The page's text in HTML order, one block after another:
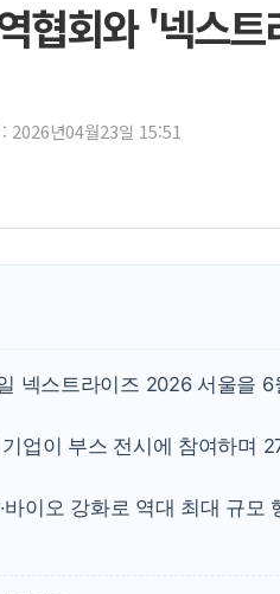
협회와 '넥스
2026년04월23일 15:51
넥스트라이즈 2026 서울을 6
업이 부스 전시에 참여하며
이오 강화로 역대 최대 규모